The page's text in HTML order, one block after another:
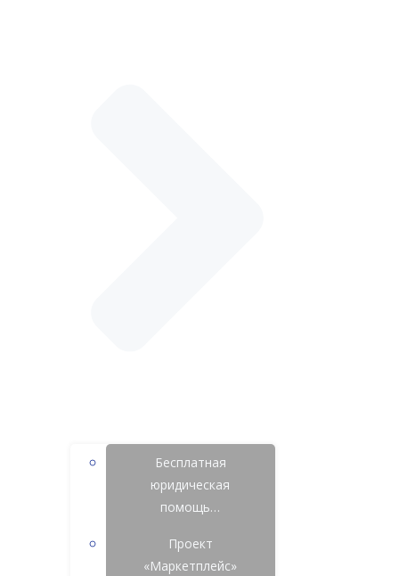
Бесплатная
юридическая
помощь…
Проект
«Маркетплейс»